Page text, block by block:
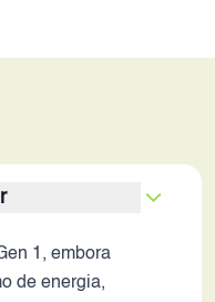
1, embora
de energia,